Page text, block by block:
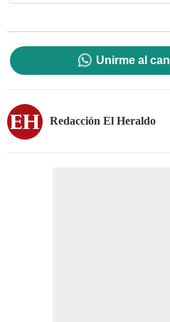
Unirme al
Redacción El Heraldo